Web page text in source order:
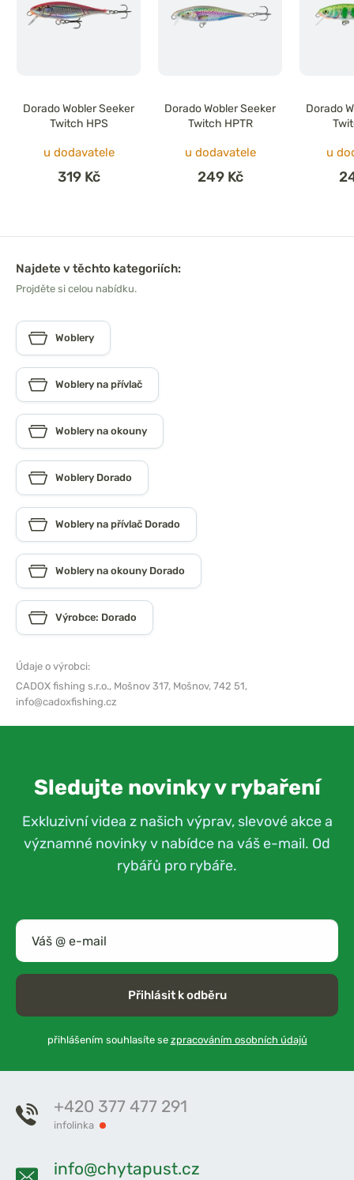
Dorado Wobler Seeker
Twitch HPS
u dodavatele
319 Kč
Dorado Wobler Seeker
Twitch HPTR
u dodavatele
249 Kč
Dorado
u
Najdete v těchto kategoriích:
Projděte si celou nabídku.
Woblery
Woblery na přívlač
Woblery na okouny
Woblery Dorado
Woblery na přívlač Dorado
Woblery na okouny Dorado
Výrobce: Dorado
Údaje o výrobci:
CADOX fishing s.r.o., Mošnov 317, Mošnov, 742 51,
info@cadoxfishing.cz
Sledujte novinky v rybaření
Exkluzivní videa z našich výprav, slevové akce a
významné novinky v nabídce na váš e-mail. Od
rybářů pro rybáře.
Přihlásit k odběru
přihlášením souhlasíte se zpracováním osobních údajů
+420 377 477 291
infolinka
info@chytapust.cz